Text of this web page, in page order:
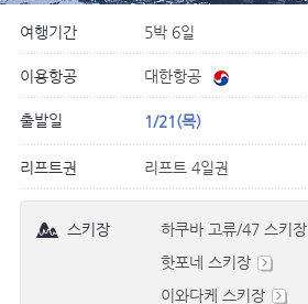
여행기간 5박 6일
이용항공 대한항공
출발일 1/21(목)
리프트권 리프트 4일권
스키장
하쿠바 고류/47 스키장
핫포네 스키장
이와다케 스키장